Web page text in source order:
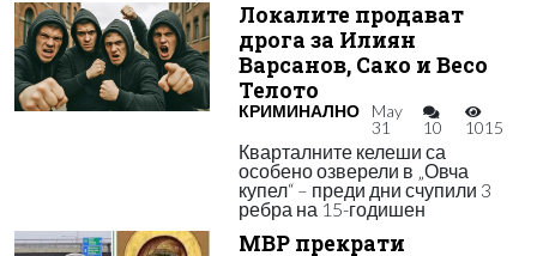
Локалите продават
дрога за Илиян
Варсанов, Сако и Весо
Телото
КРИМИНАЛНО
May
31
10 1015
Кварталните келеши са
особено озверели в „Овча
купел“ – преди дни счупили 3
ребра на 15-годишен
МВР прекрати